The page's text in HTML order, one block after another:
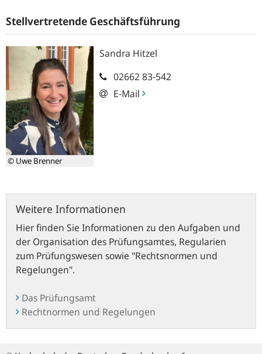
Stellvertretende Geschäftsführung
© Uwe Brenner
Sandra Hitzel
02662 83-542
E-Mail
Weitere Informationen
Hier finden Sie Informationen zu den Aufgaben und
der Organisation des Prüfungsamtes, Regularien
zum Prüfungswesen sowie "Rechtsnormen und
Regelungen".
Das Prüfungsamt
Rechtnormen und Regelungen